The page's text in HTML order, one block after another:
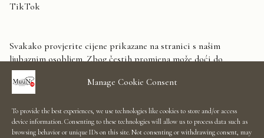
Manage Cookie Consent
To provide the best experiences, we use technologies like cookies to store and/or access
device information. Consenting to these technologies will allow us to process data such as
browsing behavior or unique IDs on this site. Not consenting or withdrawing consent, may
TikTok
Svakako provjerite cijene prikazane na stranici s našim
ljubaznim osobljem. Zbog čestih promjena može doći do
odstupanja. Unaprijed zahvaljujemo na razumijevanju.
Kontaktirajte nas
Showroom Salon